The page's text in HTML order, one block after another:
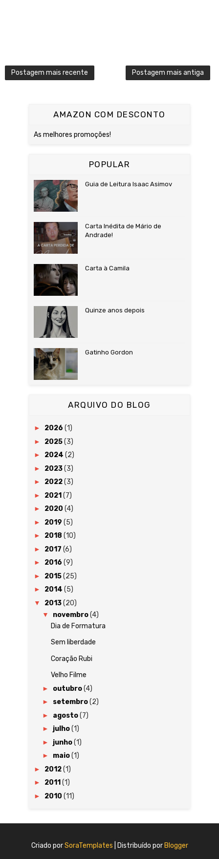
Postagem mais recente Postagem mais antiga
AMAZON COM DESCONTO
As melhores promoções!
POPULAR
Guia de Leitura Isaac Asimov
Carta Inédita de Mário de
Andrade!
Carta à Camila
Quinze anos depois
Gatinho Gordon
ARQUIVO DO BLOG
► 2026 (1)
► 2025(3)
► 2024 (2)
► 2023(3)
► 2022(3)
► 2021 (7)
► 2020 (4)
► 2019 (5)
► 2018 (10)
► 2017 (6)
► 2016 (9)
► 2015(25)
► 2014 (5)
▼ 2013(20)
▼ novembro(4)
Dia de Formatura
Sem liberdade
Coração Rubi
Velho Filme
► outubro(4)
► setembro(2)
► agosto(7)
► julho(1)
► junho(1)
► maio(1)
► 2012(1)
► 2011 (1)
► 2010 (11)
Criado porSoraTemplates | Distribuído por Blogger